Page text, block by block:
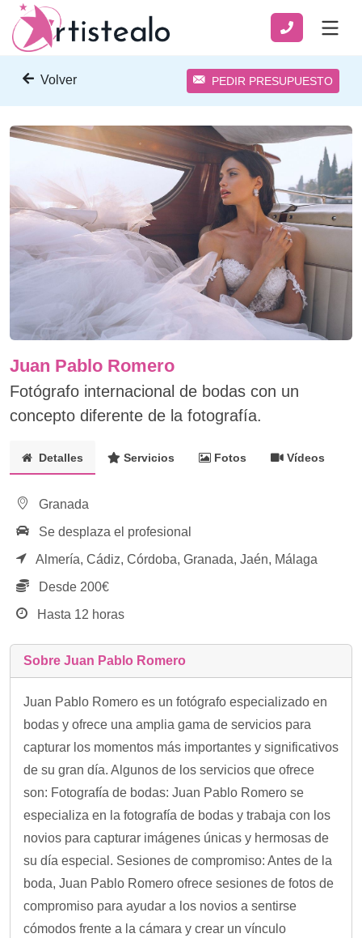
Volver PEDIR PRESUPUESTO
Juan Pablo Romero
Fotógrafo internacional de bodas con un
concepto diferente de la fotografía.
Detalles Servicios Fotos Vídeos
Granada
Se desplaza el profesional
Almería, Cádiz, Córdoba, Granada, Jaén, Málaga
Desde 200€
Hasta 12 horas
Sobre Juan Pablo Romero
Juan Pablo Romero es un fotógrafo especializado en
bodas y ofrece una amplia gama de servicios para
capturar los momentos más importantes y significativos
de su gran día. Algunos de los servicios que ofrece
son: Fotografía de bodas: Juan Pablo Romero se
especializa en la fotografía de bodas y trabaja con los
novios para capturar imágenes únicas y hermosas de
su día especial. Sesiones de compromiso: Antes de la
boda, Juan Pablo Romero ofrece sesiones de fotos de
compromiso para ayudar a los novios a sentirse
cómodos frente a la cámara y crear un vínculo